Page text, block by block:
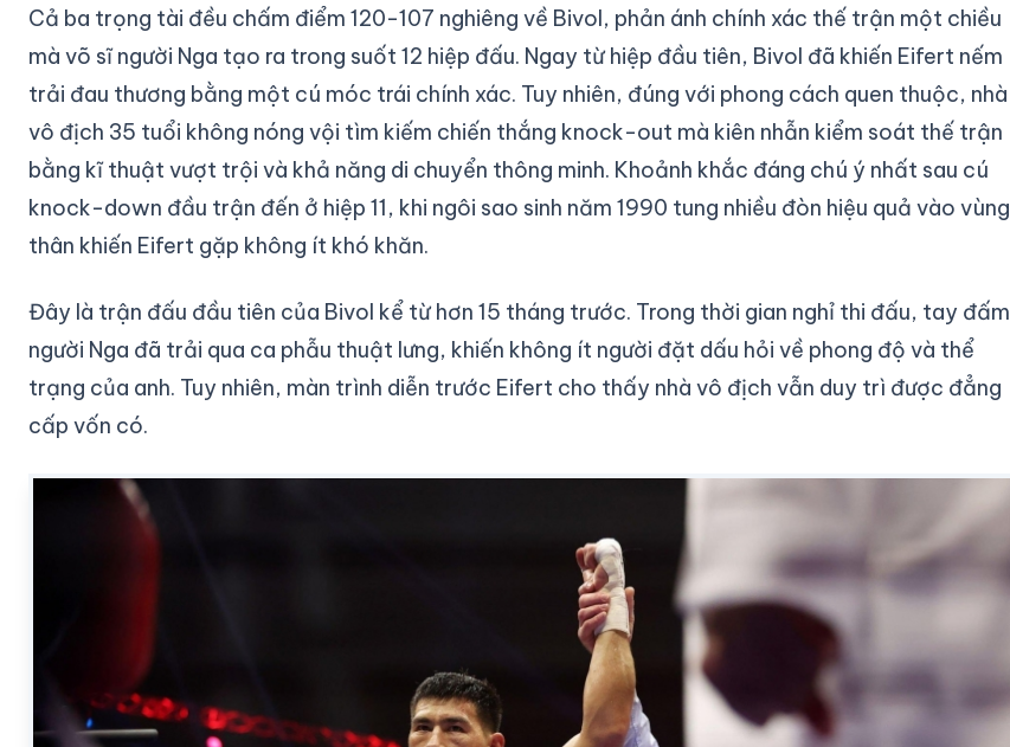
Cả ba trọng tài đều chấm điểm 120-107 nghiêng về Bivol, phản ánh chính xác thế trận một chiều
mà võ sĩ người Nga tạo ra trong suốt 12 hiệp đấu. Ngay từ hiệp đầu tiên, Bivol đã khiến Eifert nếm
trải đau thương bằng một cú móc trái chính xác. Tuy nhiên, đúng với phong cách quen thuộc, nhà
vô địch 35 tuổi không nóng vội tìm kiếm chiến thắng knock-out mà kiên nhẫn kiểm soát thế trận
bằng kĩ thuật vượt trội và khả năng di chuyển thông minh. Khoảnh khắc đáng chú ý nhất sau cú
knock-down đầu trận đến ở hiệp 11, khi ngôi sao sinh năm 1990 tung nhiều đòn hiệu quả vào vùng
thân khiến Eifert gặp không ít khó khăn.
Đây là trận đấu đầu tiên của Bivol kể từ hơn 15 tháng trước. Trong thời gian nghỉ thi đấu, tay đấm
người Nga đã trải qua ca phẫu thuật lưng, khiến không ít người đặt dấu hỏi về phong độ và thể
trạng của anh. Tuy nhiên, màn trình diễn trước Eifert cho thấy nhà vô địch vẫn duy trì được đẳng
cấp vốn có.